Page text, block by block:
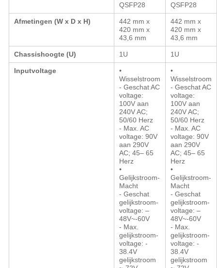
QSFP28
QSFP28
Afmetingen (W x D x H)
442 mm x
420 mm x
43,6 mm
442 mm x
420 mm x
43,6 mm
Chassishoogte (U) 1U 1U
Inputvoltage
•
Wisselstroom
- Geschat AC
voltage:
100V aan
240V AC;
50/60 Herz
- Max. AC
voltage: 90V
aan 290V
AC; 45– 65
Herz
•
Gelijkstroom-
Macht
- Geschat
gelijkstroom-
voltage: –
48V~-60V
- Max.
gelijkstroom-
voltage: -
38.4V
gelijkstroom
•
Wisselstroom
- Geschat AC
voltage:
100V aan
240V AC;
50/60 Herz
- Max. AC
voltage: 90V
aan 290V
AC; 45– 65
Herz
•
Gelijkstroom-
Macht
- Geschat
gelijkstroom-
voltage: –
48V~-60V
- Max.
gelijkstroom-
voltage: -
38.4V
gelijkstroom